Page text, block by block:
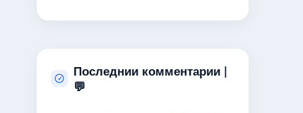
Последнии комментарии |
💬